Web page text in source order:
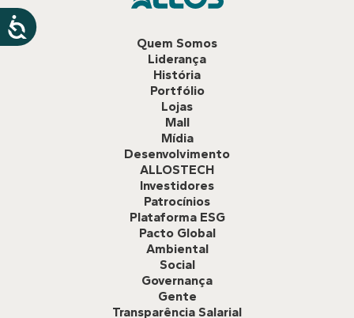
Quem Somos
Liderança
História
Portfólio
Lojas
Mall
Mídia
Desenvolvimento
ALLOSTECH
Investidores
Patrocínios
Plataforma ESG
Pacto Global
Ambiental
Social
Governança
Gente
Transparência Salarial